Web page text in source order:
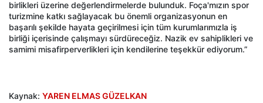
birlikleri üzerine değerlendirmelerde bulunduk. Foça'mızın spor
turizmine katkı sağlayacak bu önemli organizasyonun en
başarılı şekilde hayata geçirilmesi için tüm kurumlarımızla iş
birliği içerisinde çalışmayı sürdüreceğiz. Nazik ev sahiplikleri ve
samimi misafirperverlikleri için kendilerine teşekkür ediyorum.”
Kaynak: YAREN ELMAS GÜZELKAN